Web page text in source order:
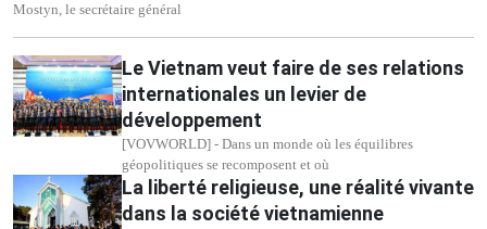
Mostyn, le secrétaire général
Le Vietnam veut faire de ses relations
internationales un levier de
développement
[VOVWORLD] - Dans un monde où les équilibres
géopolitiques se recomposent et où
La liberté religieuse, une réalité vivante
dans la société vietnamienne